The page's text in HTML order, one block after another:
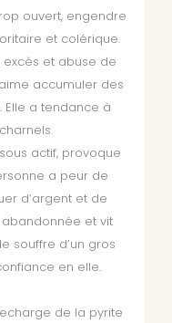
ouvert, engendre
et colérique.
et abuse de
accumuler des
Elle a tendance à
actif, provoque
a peur de
d’argent et de
abandonnée et vit
souffre d’un gros
en elle.
de la pyrite